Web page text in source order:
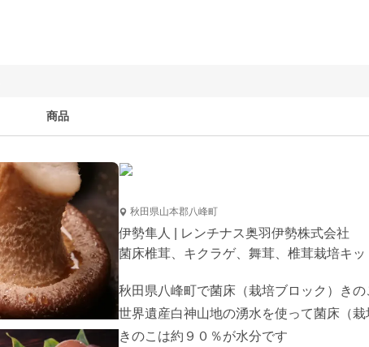
商品
秋田県山本郡八峰町
伊勢隼人 | レンチナス奥羽伊勢株式会社
菌床椎茸、キクラゲ、舞茸、椎茸栽培キッ
秋田県八峰町で菌床（栽培ブロック）きの
世界遺産白神山地の湧水を使って菌床（
きのこは約９０％が水分です